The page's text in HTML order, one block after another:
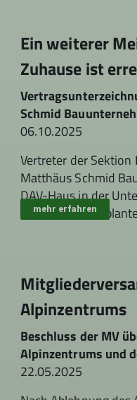
Ein weiterer
Zuhause ist
Schmid
06.10.2025
Vertreter der
Matthäus Schmid
DAV-Haus in der
zum Bau des
mehr erfahren
Alpinzentrums
Beschluss der MV
Alpinzentrums und
22.05.2025